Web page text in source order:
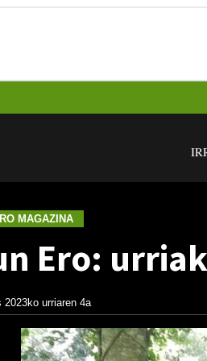
MAGAZINA
Ero:
2023ko urriaren 4a